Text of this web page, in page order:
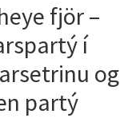
fjör –
í
og
partý